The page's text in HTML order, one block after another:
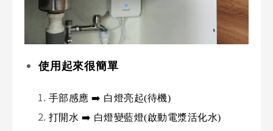
使用起來很簡單
手部感應 ➡️ 白燈亮起(待機)
打開水 ➡️ 白燈變藍燈(啟動電漿活化水)